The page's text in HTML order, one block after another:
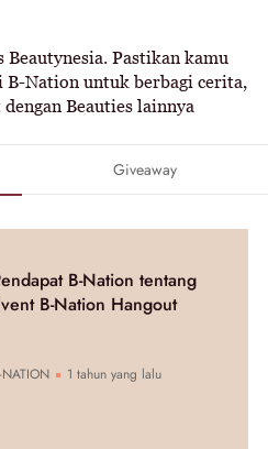
Pastikan kamu
B-Nation untuk berbagi cerita,
Beauties lainnya
Giveaway
B-Nation tentang
B-Nation Hangout
NATION 1 tahun yang lalu